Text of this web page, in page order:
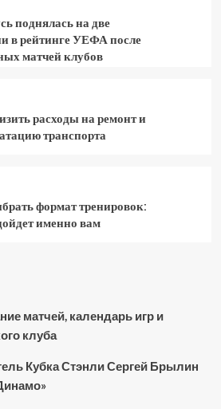
поднялась на две
в рейтинге УЕФА после
матчей клубов
расходы на ремонт и
транспорта
формат тренировок:
именно вам
матчей, календарь игр и
клуба
Кубка Стэнли Сергей Брылин